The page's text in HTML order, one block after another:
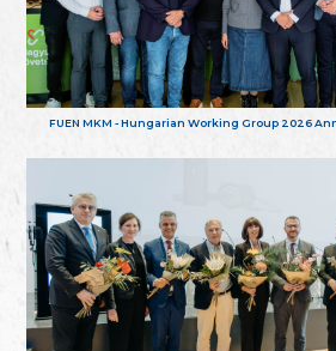
FUEN MKM - Hungarian Working Group 2026